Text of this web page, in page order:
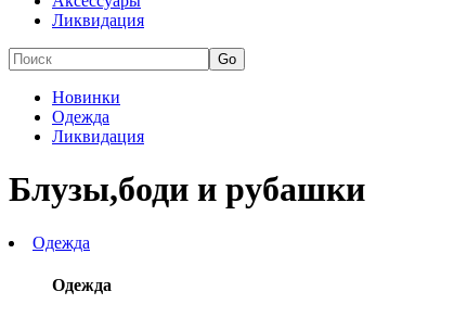
Ликвидация
Новинки
Одежда
Ликвидация
Блузы,боди и рубашки
Одежда
Одежда